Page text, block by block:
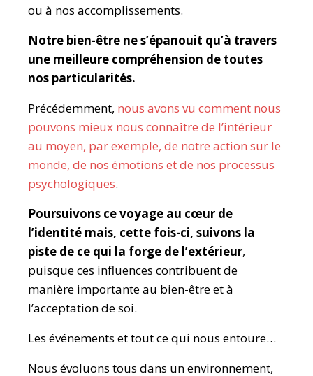
ou à nos accomplissements.
Notre bien-être ne s’épanouit qu’à travers
une meilleure compréhension de toutes
nos particularités.
Précédemment, nous avons vu comment nous
pouvons mieux nous connaître de l’intérieur
au moyen, par exemple, de notre action sur le
monde, de nos émotions et de nos processus
psychologiques.
Poursuivons ce voyage au cœur de
l’identité mais, cette fois-ci, suivons la
piste de ce qui la forge de l’extérieur,
puisque ces influences contribuent de
manière importante au bien-être et à
l’acceptation de soi.
Les événements et tout ce qui nous entoure…
Nous évoluons tous dans un environnement,